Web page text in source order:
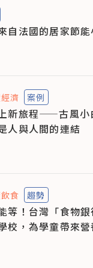
自法國的居家節能
濟 案例
新旅程——古風小
人與人間的連結
食 趨勢
等！台灣「食物
校，為學童帶來